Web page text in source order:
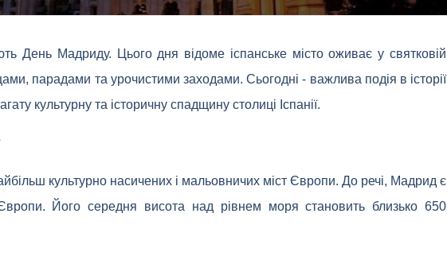
День Мадриду. Цього дня відоме іспанське місто оживає у святковій
парадами та урочистими заходами. Сьогодні - важлива подія в історії
культурну та історичну спадщину столиці Іспанії.
культурно насичених і мальовничих міст Європи. До речі, Мадрид є
Його середня висота над рівнем моря становить близько 650